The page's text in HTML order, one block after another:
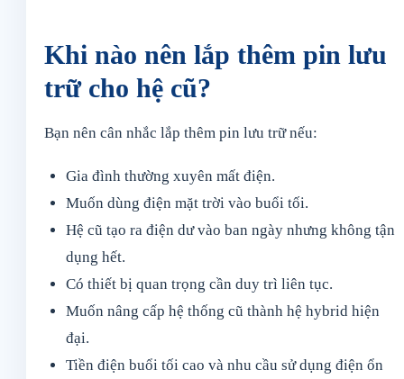
Khi nào nên lắp thêm pin lưu
trữ cho hệ cũ?
Bạn nên cân nhắc lắp thêm pin lưu trữ nếu:
Gia đình thường xuyên mất điện.
Muốn dùng điện mặt trời vào buổi tối.
Hệ cũ tạo ra điện dư vào ban ngày nhưng không tận
dụng hết.
Có thiết bị quan trọng cần duy trì liên tục.
Muốn nâng cấp hệ thống cũ thành hệ hybrid hiện
đại.
Tiền điện buổi tối cao và nhu cầu sử dụng điện ổn